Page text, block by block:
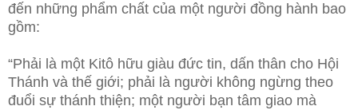
đến những phẩm chất của một người đồng hành bao
gồm:
“Phải là một Kitô hữu giàu đức tin, dấn thân cho Hội
Thánh và thế giới; phải là người không ngừng theo
đuổi sự thánh thiện; một người bạn tâm giao mà